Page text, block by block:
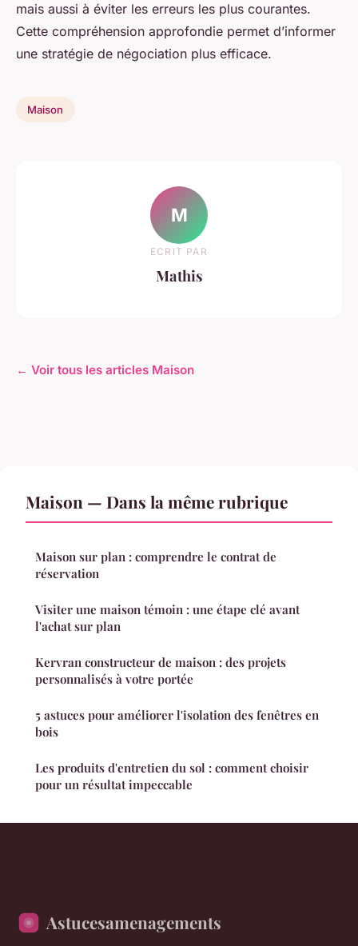
mais aussi à éviter les erreurs les plus courantes.
Cette compréhension approfondie permet d’informer
une stratégie de négociation plus efficace.
Maison
M
ECRIT PAR
Mathis
← Voir tous les articles Maison
Maison — Dans la même rubrique
Maison sur plan : comprendre le contrat de
réservation
Visiter une maison témoin : une étape clé avant
l'achat sur plan
Kervran constructeur de maison : des projets
personnalisés à votre portée
5 astuces pour améliorer l'isolation des fenêtres en
bois
Les produits d'entretien du sol : comment choisir
pour un résultat impeccable
Astucesamenagements